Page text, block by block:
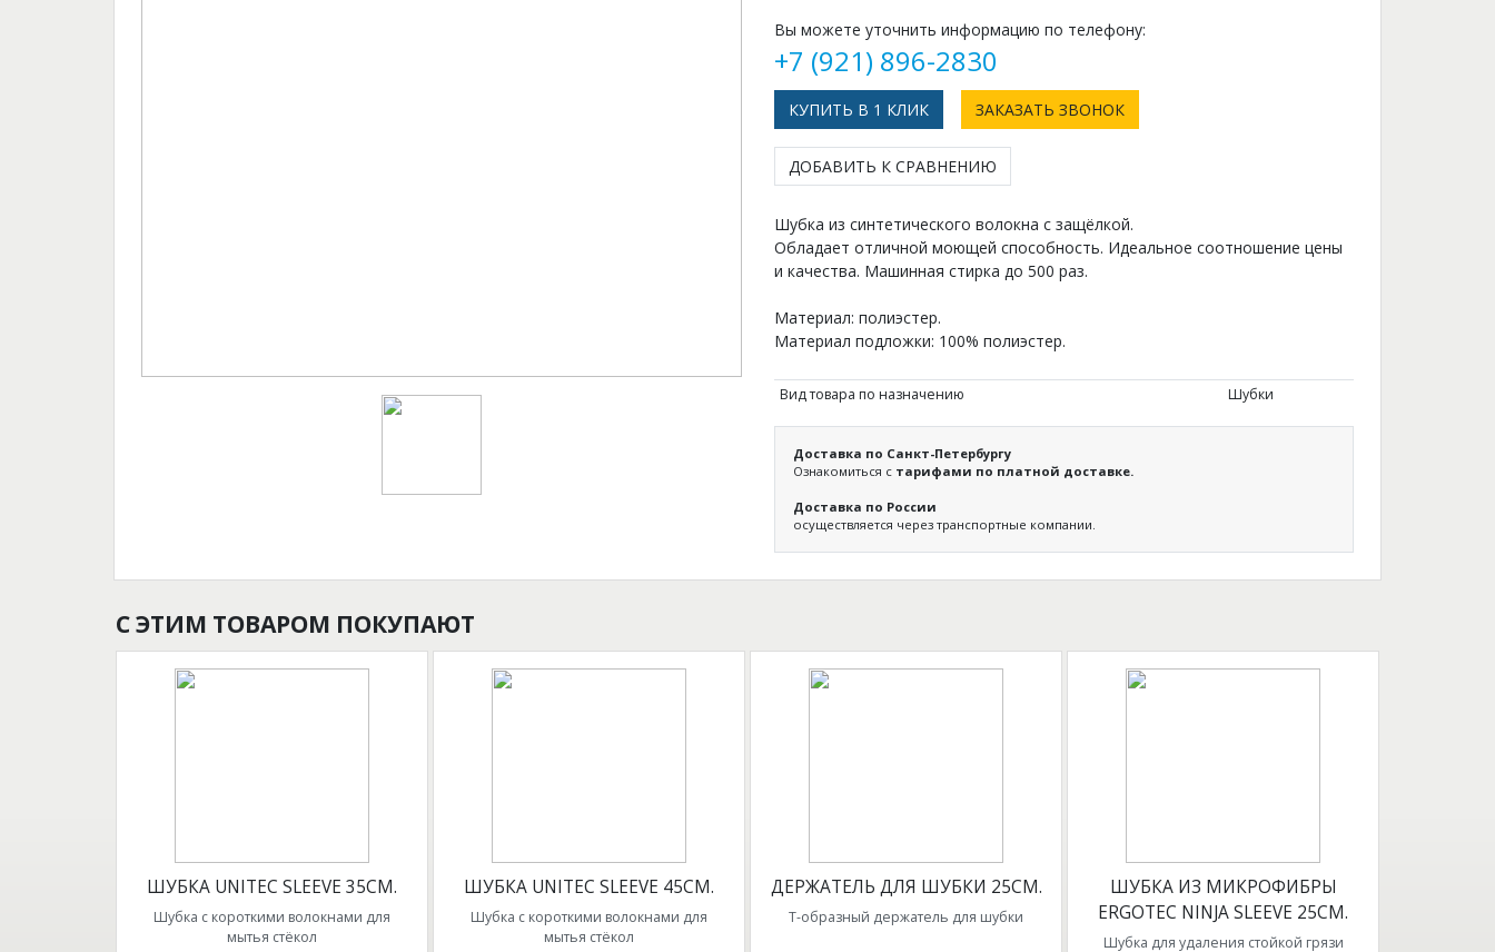
Вы можете уточнить информацию по телефону:
+7 (921) 896-2830
КУПИТЬ В 1 КЛИК ЗАКАЗАТЬ ЗВОНОК
ДОБАВИТЬ К СРАВНЕНИЮ
Шубка из синтетического волокна с защёлкой.
Обладает отличной моющей способность. Идеальное соотношение цены
и качества. Машинная стирка до 500 раз.
Материал: полиэстер.
Материал подложки: 100% полиэстер.
Вид товара по назначению Шубки
Доставка по Санкт-Петербургу
Ознакомиться с тарифами по платной доставке.
Доставка по России
осуществляется через транспортные компании.
С ЭТИМ ТОВАРОМ ПОКУПАЮТ
ШУБКА UNITEC SLEEVE 35СМ.
Шубка с короткими волокнами для
мытья стёкол
ШУБКА UNITEC SLEEVE 45СМ.
Шубка с короткими волокнами для
мытья стёкол
ДЕРЖАТЕЛЬ ДЛЯ ШУБКИ 25СМ.
Т-образный держатель для шубки
ШУБКА ИЗ МИКРОФИБРЫ
ERGOTEC NINJA SLEEVE 25СМ.
Шубка для удаления стойкой грязи